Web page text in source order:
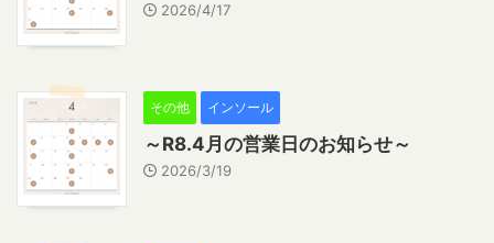
2026/4/17
その他 インソール
～R8.4月の営業日のお知らせ～
2026/3/19